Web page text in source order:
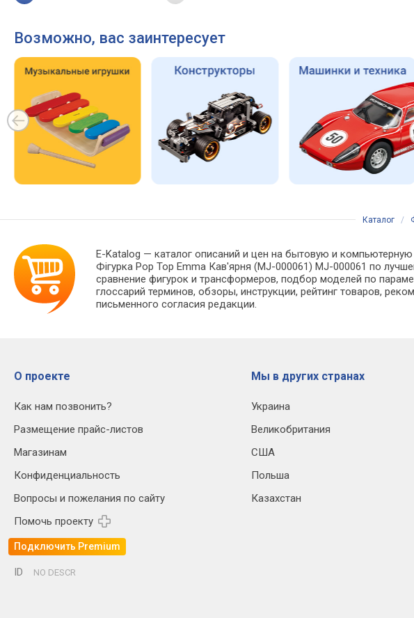
Возможно, вас заинтересует
Каталог /
E-Katalog — каталог описаний и цен на бытовую и
Фігурка Pop Top Emma Кав'ярня (MJ-000061) MJ-000061 по
сравнение фигурок и трансформеров, подбор моделей по
глоссарий терминов, обзоры, инструкции, рейтинг товаров,
письменного согласия редакции.
О проекте
Как нам позвонить?
Размещение прайс-листов
Магазинам
Конфиденциальность
Вопросы и пожелания по сайту
Помочь проекту
Подключить Premium
Мы в других странах
Украина
Великобритания
США
Польша
Казахстан
ID NO DESCR